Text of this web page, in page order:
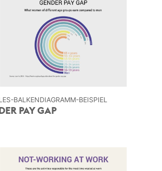
BALKEN­DIAGRAMM-BEISPIEL
PAY GAP